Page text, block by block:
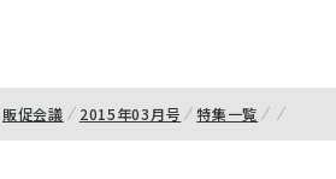
販促会議 2015年03月号 特集一覧